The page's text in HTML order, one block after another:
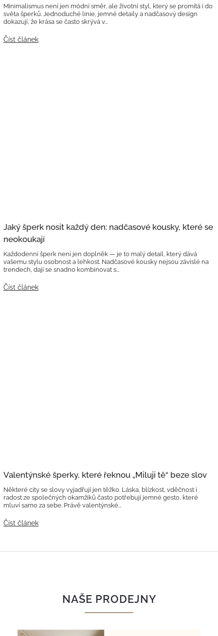
Minimalismus není jen módní směr, ale životní styl, který se promítá i do
světa šperků. Jednoduché linie, jemné detaily a nadčasový design
dokazují, že krása se často skrývá v...
Číst článek
Jaký šperk nosit každý den: nadčasové kousky, které se
neokoukají
Každodenní šperk není jen doplněk — je to malý detail, který dává
vašemu stylu osobnost a lehkost. Nadčasové kousky nejsou závislé na
trendech, dají se snadno kombinovat s...
Číst článek
Valentýnské šperky, které řeknou „Miluji tě“ beze slov
Některé city se slovy vyjadřují jen těžko. Láska, blízkost, vděčnost i
radost ze společných okamžiků často potřebují jemné gesto, které
mluví samo za sebe. Právě valentýnské...
Číst článek
NAŠE PRODEJNY